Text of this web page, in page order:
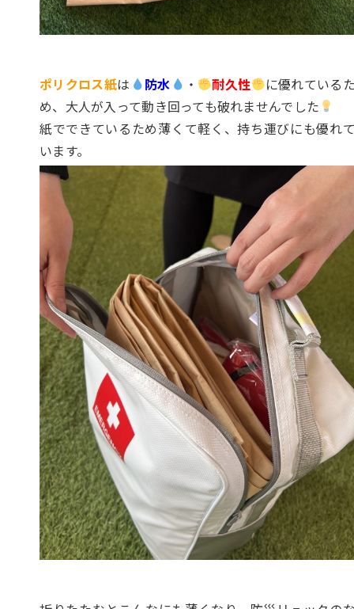
ポリクロス紙は 防水 ・ 耐久性
に優れている
め、大人が入って動き回っても破れませんでした
紙でできているため薄くて軽く、持ち運びにも優れ
います。